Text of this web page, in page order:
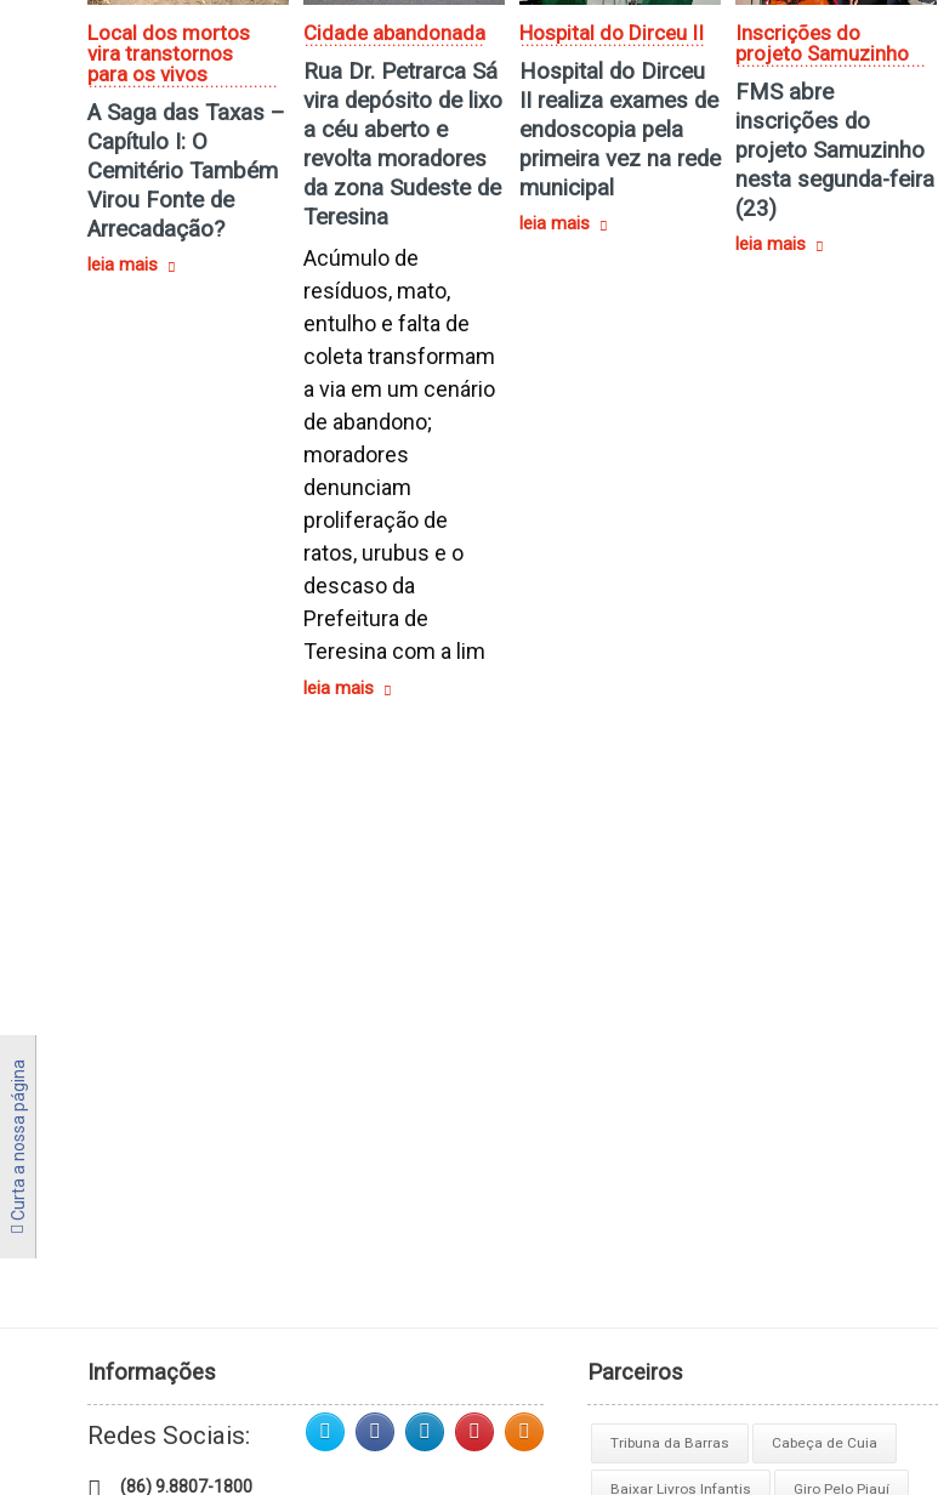
Curta a nossa página
Local dos mortos
vira transtornos
para os vivos
A Saga das Taxas –
Capítulo I: O
Cemitério Também
Virou Fonte de
Arrecadação?
leia mais
Cidade abandonada
Rua Dr. Petrarca Sá
vira depósito de lixo
a céu aberto e
revolta moradores
da zona Sudeste de
Teresina
Acúmulo de
resíduos, mato,
entulho e falta de
coleta transformam
a via em um cenário
de abandono;
moradores
denunciam
proliferação de
ratos, urubus e o
descaso da
Prefeitura de
Teresina com a lim
leia mais
Hospital do Dirceu II
Hospital do Dirceu
II realiza exames de
endoscopia pela
primeira vez na rede
municipal
leia mais
Inscrições do
projeto Samuzinho
FMS abre
inscrições do
projeto Samuzinho
nesta segunda-feira
(23)
leia mais
Informações
Redes Sociais:
(86) 9.8807-1800
Parceiros
Tribuna da Barras Cabeça de Cuia
Baixar Livros Infantis Giro Pelo Piauí